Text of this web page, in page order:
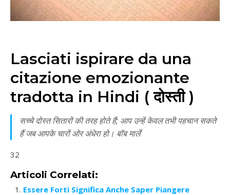
Lasciati ispirare da una
citazione emozionante
tradotta in Hindi ( दोस्ती )
सच्चे दोस्त सितारों की तरह होते हैं; आप उन्हें केवल तभी पहचान सकते
हैं जब आपके चारों ओर अंधेरा हो। बॉब मार्ले
32
Articoli Correlati:
Essere Forti Significa Anche Saper Piangere